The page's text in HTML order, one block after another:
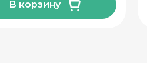
В корзину